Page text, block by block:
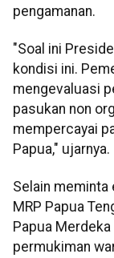
pengamanan.
"Soal ini
kondisi ini.
mengevaluasi
pasukan non
mempercayai
Papua," ujarnya.
Selain
MRP Papua
Papua
permukiman